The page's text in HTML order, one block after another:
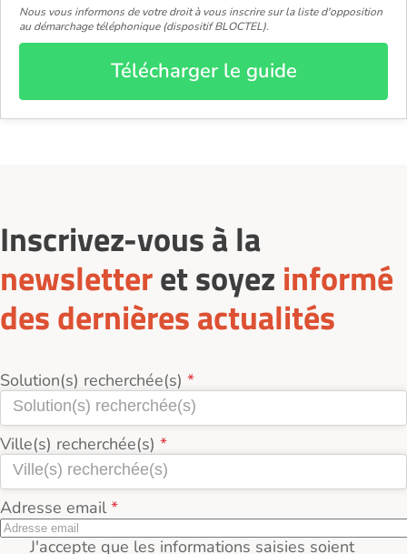
Nous vous informons de votre droit à vous inscrire sur la liste d'opposition
au démarchage téléphonique (dispositif BLOCTEL).
Télécharger le guide
Inscrivez-vous à la
newsletteret soyez informé
des dernières actualités
Solution(s) recherchée(s)
Ville(s) recherchée(s)
Adresse email
J'accepte que les informations saisies soient